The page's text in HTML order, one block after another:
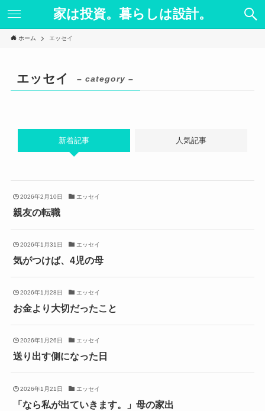
家は投資。暮らしは設計。
ホーム エッセイ
エッセイ – category –
新着記事 人気記事
2026年2月10日 エッセイ
親友の転職
2026年1月31日 エッセイ
気がつけば、4児の母
2026年1月28日 エッセイ
お金より大切だったこと
2026年1月26日 エッセイ
送り出す側になった日
2026年1月21日 エッセイ
「なら私が出ていきます。」母の家出